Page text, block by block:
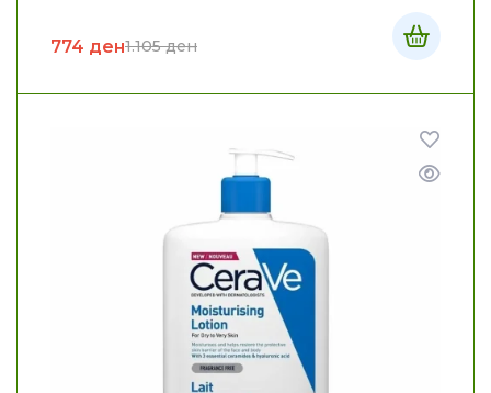
1.105ден
774 ден